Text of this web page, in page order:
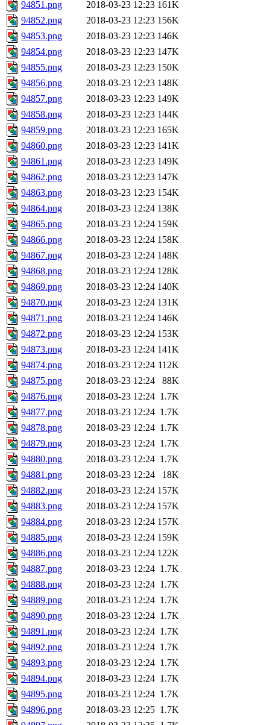
94851.png 2018-03-23 12:23 161K
94852.png
2018-03-23 12:23 156K
94853.png
2018-03-23 12:23 146K
94854.png
2018-03-23 12:23 147K
94855.png
2018-03-23 12:23 150K
94856.png
2018-03-23 12:23 148K
94857.png
2018-03-23 12:23 149K
94858.png
2018-03-23 12:23 144K
94859.png
2018-03-23 12:23 165K
94860.png
2018-03-23 12:23 141K
94861.png
2018-03-23 12:23 149K
94862.png
2018-03-23 12:23 147K
94863.png
2018-03-23 12:23 154K
94864.png
2018-03-23 12:24 138K
94865.png
2018-03-23 12:24 159K
94866.png
2018-03-23 12:24 158K
94867.png
2018-03-23 12:24 148K
94868.png
2018-03-23 12:24 128K
94869.png
2018-03-23 12:24 140K
94870.png
2018-03-23 12:24 131K
94871.png
2018-03-23 12:24 146K
94872.png
2018-03-23 12:24 153K
94873.png
2018-03-23 12:24 141K
94874.png
2018-03-23 12:24 112K
94875.png
2018-03-23 12:24
88K
94876.png
2018-03-23 12:24 1.7K
94877.png
2018-03-23 12:24 1.7K
94878.png
2018-03-23 12:24 1.7K
94879.png
2018-03-23 12:24 1.7K
94880.png
2018-03-23 12:24 1.7K
94881.png
2018-03-23 12:24
18K
94882.png
2018-03-23 12:24 157K
94883.png
2018-03-23 12:24 157K
94884.png
2018-03-23 12:24 157K
94885.png
2018-03-23 12:24 159K
94886.png
2018-03-23 12:24 122K
94887.png
2018-03-23 12:24 1.7K
94888.png
2018-03-23 12:24 1.7K
94889.png
2018-03-23 12:24 1.7K
94890.png
2018-03-23 12:24 1.7K
94891.png
2018-03-23 12:24 1.7K
94892.png
2018-03-23 12:24 1.7K
94893.png
2018-03-23 12:24 1.7K
94894.png
2018-03-23 12:24 1.7K
94895.png
2018-03-23 12:24 1.7K
94896.png
2018-03-23 12:25 1.7K